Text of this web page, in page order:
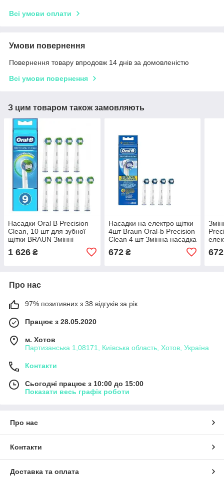
Всі умови оплати
Умови повернення
Повернення товару впродовж 14 днів за домовленістю
Всі умови повернення
З цим товаром також замовляють
Насадки Oral B Precision
Clean, 10 шт для зубної
щітки BRAUN Змінні
1 626 ₴
Насадки на електро щітки
4шт Braun Oral-b Precision
Clean 4 шт Змінна насадка
Орал Бі Браун Прецишн
Клин
672₴ 672
Про нас
97% позитивних з 38 відгуків за рік
Працює з 28.05.2020
м. Хотов
Партизанська 1,08171, Київська область, Хотов, Україна
Контакти
Сьогодні працює з 10:00 до 15:00
Показати весь графік роботи
Про нас
Контакти
Доставка та оплата